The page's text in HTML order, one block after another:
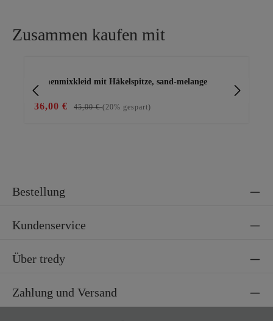
Zusammen kaufen mit
Leinenmixkleid mit Häkelspitze, sand-melange
36,00 € 45,00 €(20% gespart)
Bestellung
Kundenservice
Über tredy
Zahlung und Versand